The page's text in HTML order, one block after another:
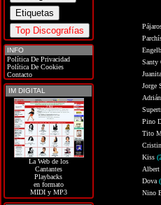
INFO
Política De Privacidad
Política De Cookies
Contacto
IM DIGITAL
La Web de los
Cantantes
Playbacks
en formato
MIDI y MP3
Santy
Jorge
Pino
Tito
Kiss
Dova
Nino